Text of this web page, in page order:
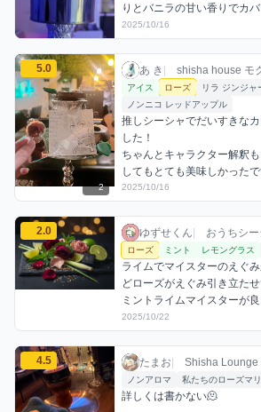
りとバニラの甘い香りでカ
2025/10/16
あ きのローズミックスを見る
5.0
2
あ き / お店シーシャ /
あ き | shisha house モ
利用フレーバー
アイス ローズ リラ ジンジャ
ノンニコ レッドアップル
コメント
推しシーシャでだいすきな
した！
ちゃんとキャラクター解釈
してもとても美味しかった
評価
2025/10/16
ゆずせくんのローズミックスを見る
2.0 ゆずせくん / おうち
ゆずせくん| おうちシー
利用フレーバー
ローズ ミント レモングラス
コメント
ライムでマイスターのえぐ
どローズがえぐみ引き立た
ミントライムマイスターが良
評価
2025/10/22
たまおのローズミックスを見る
4.5 たまお / お店シーシャ
たまお| Shisha Lounge
利用フレーバー
ノンアロマ 私たちのローズマ
コメント
詳しくは書かない🫠
評価